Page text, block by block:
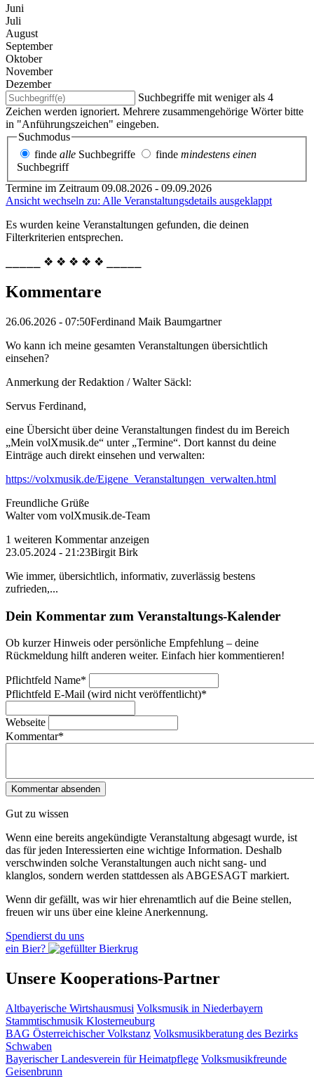
Juni
Juli
August
September
Oktober
November
Dezember
Suchbegriffe mit weniger als 4
Zeichen werden ignoriert. Mehrere zusammengehörige Wörter bitte
in "Anführungszeichen" eingeben.
Suchmodus
finde alle Suchbegriffe finde mindestens einen
Suchbegriff
Termine im Zeitraum 09.08.2026 - 09.09.2026
Ansicht wechseln zu: Alle Veranstaltungsdetails ausgeklappt
Es wurden keine Veranstaltungen gefunden, die deinen
Filterkriterien entsprechen.
⎯⎯⎯⎯⎯ ❖ ❖ ❖ ❖ ❖ ⎯⎯⎯⎯⎯
Kommentare
26.06.2026 - 07:50Ferdinand Maik Baumgartner
Wo kann ich meine gesamten Veranstaltungen übersichtlich
einsehen?
Anmerkung der Redaktion /Walter Säckl:
Servus Ferdinand,
eine Übersicht über deine Veranstaltungen findest du im Bereich
„Mein volXmusik.de“ unter „Termine“. Dort kannst du deine
Einträge auch direkt einsehen und verwalten:
https://volxmusik.de/Eigene_Veranstaltungen_verwalten.html
Freundliche Grüße
Walter vom volXmusik.de-Team
1 weiteren Kommentar anzeigen
23.05.2024 - 21:23Birgit Birk
Wie immer, übersichtlich, informativ, zuverlässig bestens
zufrieden,...
Dein Kommentar zum Veranstaltungs-Kalender
Ob kurzer Hinweis oder persönliche Empfehlung – deine
Rückmeldung hilft anderen weiter. Einfach hier kommentieren!
Pflichtfeld Name*
Pflichtfeld E-Mail (wird nicht veröffentlicht)*
Webseite
Kommentar*
Gut zu wissen
Wenn eine bereits ange­kündigte Veranstaltung abgesagt wurde, ist
das für jeden Interessierten eine wichtige Information. Deshalb
verschwinden solche Veran­staltungen auch nicht sang- und
klanglos, sondern werden statt­dessen alsABGESAGT markiert.
Wenn dir gefällt, was wir hier ehrenamtlich auf die Beine stellen,
freuen wir uns über eine kleine Anerkennung.
Spendierst du uns
ein Bier?
Unsere Kooperations-Partner
Altbayerische Wirtshausmusi Volksmusik in Niederbayern
Stammtischmusik Klosterneuburg
BAG Österreichischer Volkstanz Volksmusikberatung des Bezirks
Schwaben
Bayerischer Landesverein für Heimatpflege Volksmusikfreunde
Geisenbrunn